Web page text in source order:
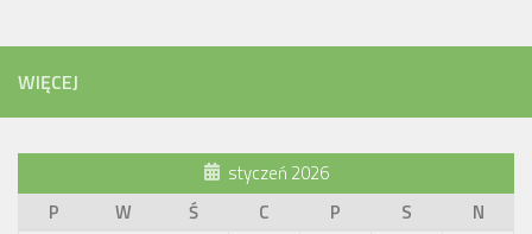
WIĘCEJ
styczeń 2026
P
W Ś C P S
N